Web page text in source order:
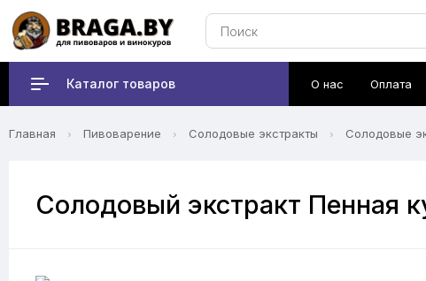
Каталог товаров О нас Оплата
Главная Пивоварение Солодовые экстракты Солодовые
Солодовый экстракт Пенная